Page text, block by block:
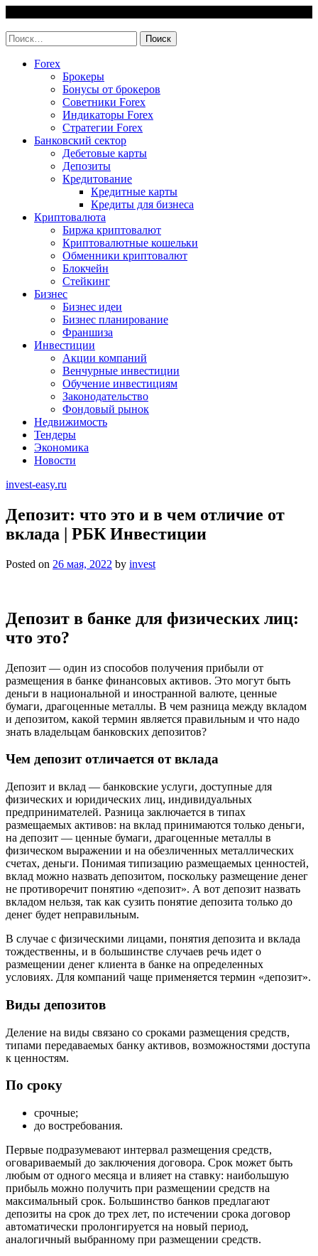
content
Найти:
Forex
Брокеры
Бонусы от брокеров
Советники Forex
Индикаторы Forex
Стратегии Forex
Банковский сектор
Дебетовые карты
Депозиты
Кредитование
Кредитные карты
Кредиты для бизнеса
Криптовалюта
Биржа криптовалют
Криптовалютные кошельки
Обменники криптовалют
Блокчейн
Стейкинг
Бизнес
Бизнес идеи
Бизнес планирование
Франшиза
Инвестиции
Акции компаний
Венчурные инвестиции
Обучение инвестициям
Законодательство
Фондовый рынок
Недвижимость
Тендеры
Экономика
Новости
invest-easy.ru
Депозит: что это и в чем отличие от
вклада | РБК Инвестиции
Posted on 26 мая, 2022 by invest
Депозит в банке для физических лиц:
что это?
Депозит — один из способов получения прибыли от
размещения в банке финансовых активов. Это могут быть
деньги в национальной и иностранной валюте, ценные
бумаги, драгоценные металлы. В чем разница между вкладом
и депозитом, какой термин является правильным и что надо
знать владельцам банковских депозитов?
Чем депозит отличается от вклада
Депозит и вклад — банковские услуги, доступные для
физических и юридических лиц, индивидуальных
предпринимателей. Разница заключается в типах
размещаемых активов: на вклад принимаются только деньги,
на депозит — ценные бумаги, драгоценные металлы в
физическом выражении и на обезличенных металлических
счетах, деньги. Понимая типизацию размещаемых ценностей,
вклад можно назвать депозитом, поскольку размещение денег
не противоречит понятию «депозит». А вот депозит назвать
вкладом нельзя, так как сузить понятие депозита только до
денег будет неправильным.
В случае с физическими лицами, понятия депозита и вклада
тождественны, и в большинстве случаев речь идет о
размещении денег клиента в банке на определенных
условиях. Для компаний чаще применяется термин «депозит».
Виды депозитов
Деление на виды связано со сроками размещения средств,
типами передаваемых банку активов, возможностями доступа
к ценностям.
По сроку
срочные;
до востребования.
Первые подразумевают интервал размещения средств,
оговариваемый до заключения договора. Срок может быть
любым от одного месяца и влияет на ставку: наибольшую
прибыль можно получить при размещении средств на
максимальный срок. Большинство банков предлагают
депозиты на срок до трех лет, по истечении срока договор
автоматически пролонгируется на новый период,
аналогичный выбранному при размещении средств.